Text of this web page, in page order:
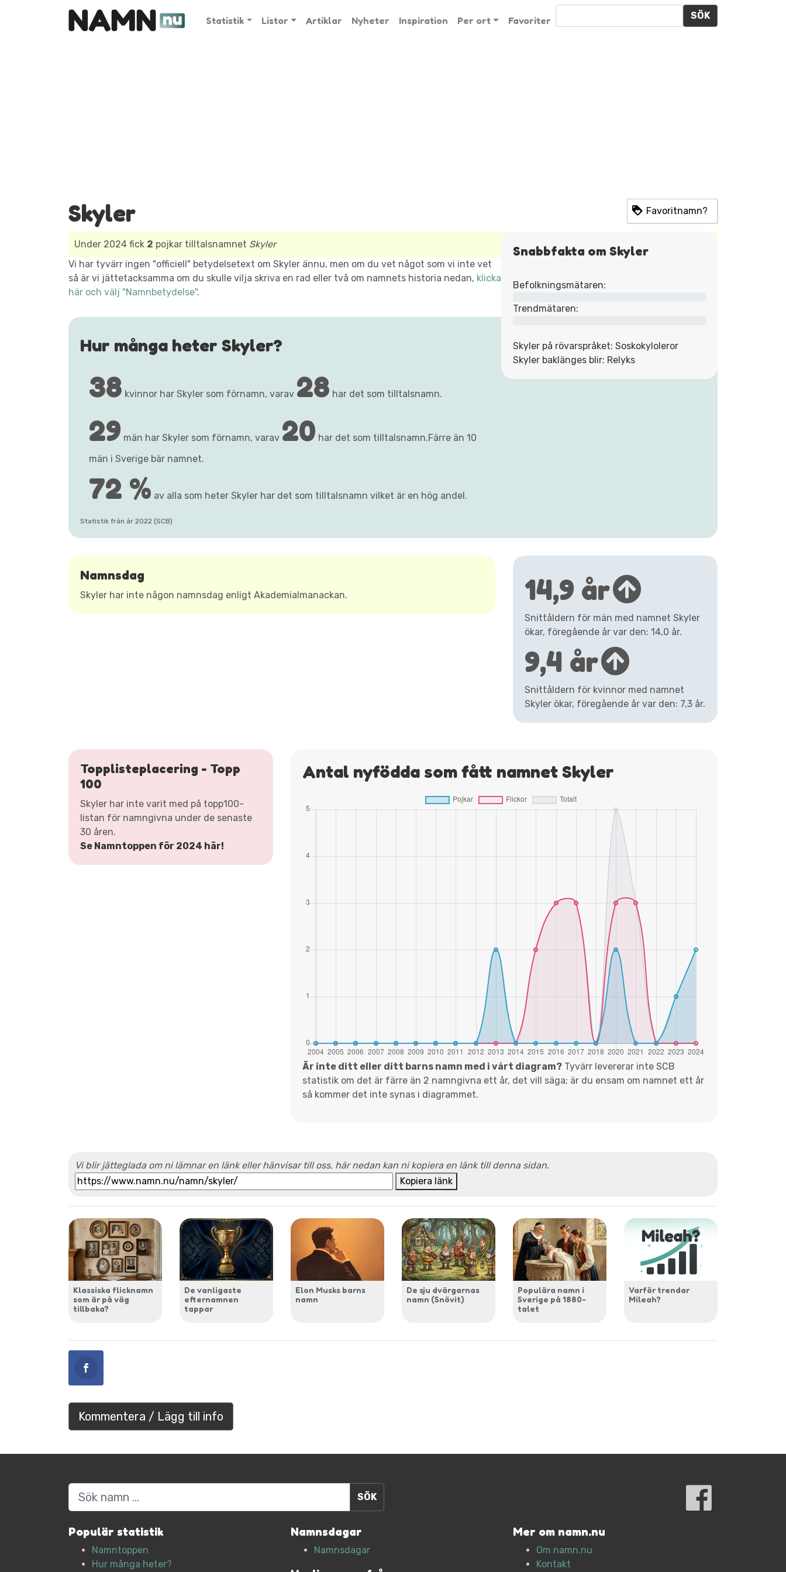
Statistik Listor Artiklar Nyheter Inspiration Per ort Favoriter SÖK
Skyler Favoritnamn?
Snabbfakta om Skyler
Befolkningsmätaren:
Trendmätaren:
Skyler på rövarspråket: Soskokyloleror
Skyler baklänges blir: Relyks
Under 2024 fick 2 pojkar tilltalsnamnet Skyler
Vi har tyvärr ingen "officiell" betydelsetext om Skyler ännu, men om du vet något som vi inte vet
så är vi jättetacksamma om du skulle vilja skriva en rad eller två om namnets historia nedan, klicka
här och välj "Namnbetydelse".
Hur många heter Skyler?
38 kvinnor har Skyler som förnamn, varav 28 har det som tilltalsnamn.
29 män har Skyler som förnamn, varav 20 har det som tilltalsnamn.Färre än 10
män i Sverige bär namnet.
72 % av alla som heter Skyler har det som tilltalsnamn vilket är en hög andel.
Statistik från år 2022 (SCB)
Namnsdag
Skyler har inte någon namnsdag enligt Akademialmanackan. 14,9 år
Snittåldern för män med namnet Skyler
ökar, föregående år var den: 14,0 år.
9,4 år
Snittåldern för kvinnor med namnet
Skyler ökar, föregående år var den: 7,3 år.
Topplisteplacering - Topp
100
Skyler har inte varit med på topp100-
listan för namngivna under de senaste
30 åren.
Se Namntoppen för 2024 här!
Antal nyfödda som fått namnet Skyler
Är inte ditt eller ditt barns namn med i vårt diagram?Tyvärr levererar inte SCB
statistik om det är färre än 2 namngivna ett år, det vill säga; är du ensam om namnet ett år
så kommer det inte synas i diagrammet.
Vi blir jätteglada om ni lämnar en länk eller hänvisar till oss, här nedan kan ni kopiera en länk till denna sidan.
Kopiera länk
Klassiska flicknamn
som är på väg
tillbaka?
De vanligaste
efternamnen
tappar
Elon Musks barns
namn
De sju dvärgarnas
namn (Snövit)
Populära namn i
Sverige på 1880-
talet
Varför trendar
Mileah?
Kommentera / Lägg till info
Sök
Populär statistik
Namntoppen
Hur många heter?
Namnsdagar
Namnsdagar
Mer om namn.nu
Om namn.nu
Kontakt